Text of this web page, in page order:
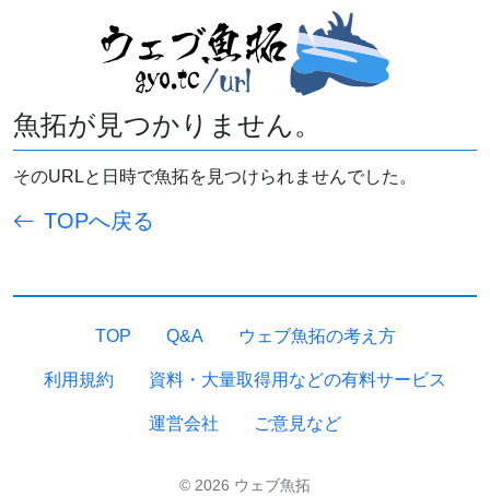
魚拓が見つかりません。
そのURLと日時で魚拓を見つけられませんでした。
TOPへ戻る
TOP Q&A ウェブ魚拓の考え方
利用規約 資料・大量取得用などの有料サービス
運営会社 ご意見など
© 2026 ウェブ魚拓